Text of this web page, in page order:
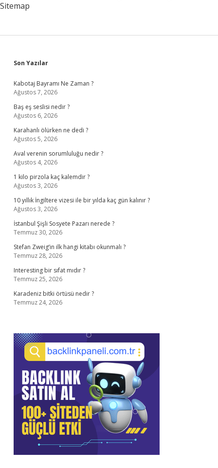
Sitemap
Sidebar
Son Yazılar
Kabotaj Bayramı Ne Zaman ?
Ağustos 7, 2026
Baş eş seslisi nedir ?
Ağustos 6, 2026
Karahanlı ölürken ne dedi ?
Ağustos 5, 2026
Aval verenin sorumluluğu nedir ?
Ağustos 4, 2026
1 kilo pirzola kaç kalemdir ?
Ağustos 3, 2026
10 yıllık İngiltere vizesi ile bir yılda kaç gün kalınır ?
Ağustos 3, 2026
İstanbul Şişli Sosyete Pazarı nerede ?
Temmuz 30, 2026
Stefan Zweig’in ilk hangi kitabı okunmalı ?
Temmuz 28, 2026
Interesting bir sıfat mıdır ?
Temmuz 25, 2026
Karadeniz bitki örtüsü nedir ?
Temmuz 24, 2026